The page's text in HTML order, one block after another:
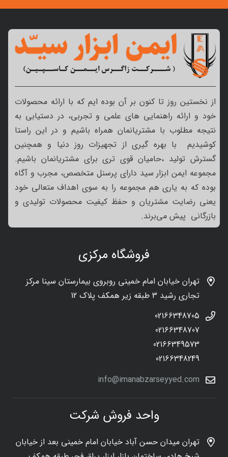
فروشگاه مرکزی
تهران خیابان امام خمینی روبروی بیمارستان سینا مرکز
تجاری رشید 3 طبقه زیر همکف پلاک 12
02166348705
02166348707
02166349573
02166348249
info@imanabzarseyyed.com
واحد فروش شرکت
تهران میدان حسن آباد خیابان امام خمینی بعد از خیابان
از نخستین روز تا کنون بر آن بوده ایم که با ارائه محصولات
خود و ارائه راهنمایی های علمی و تجربی، در دستیابی به
نتیجه مطلوب با مشتریانمان همراه باشیم و در این راستا
کوشیدیم با بهره گیری از تجهیزات روز دنیا و همچنین
گسترش تولید ،حامیان قوی تری برای مشتریانمان باشیم.
مجموعه ایمن ابزار سید دارای پرسنل متخصص، مجرب و آگاه
بوده که به یاری هم مجموعه را به سوی اهداف متعالی خود
یعنی رضایت مشتریان و حفظ کیفیت محصولات تولیدی و
بازرگانی پیش می‌برند.